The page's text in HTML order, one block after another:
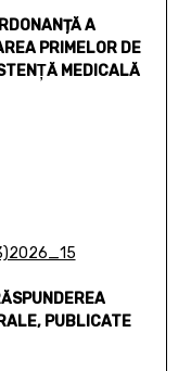
A
PRIMELOR DE
MEDICALĂ
PUBLICATE